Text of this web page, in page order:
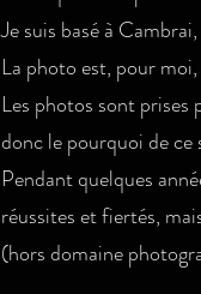
Je suis basé à
La photo est, pour
Les photos sont
donc le pourquoi de
Pendant quelques
réussites et fiertés,
(hors domaine